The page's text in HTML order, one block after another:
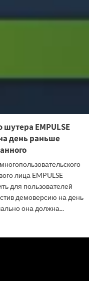
EMPULSE
день раньше
лица EMPULSE
для пользователей
демоверсию на день
она должна...